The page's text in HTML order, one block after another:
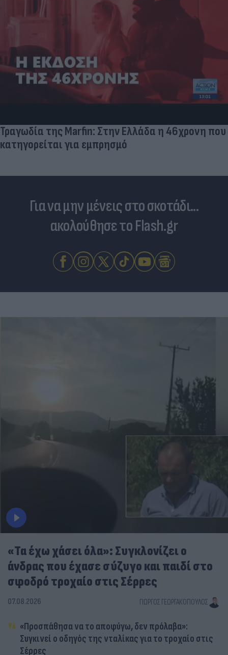
Τραγωδία της Marfin: Στην Ελλάδα η 46χρονη που
κατηγορείται για εμπρησμό
Για να μην μένεις στο σκοτάδι...
ακολούθησε το Flash.gr
«Τα έχω χάσει όλα»: Συγκλονίζει ο
άνδρας που έχασε σύζυγο και παιδί στο
σφοδρό τροχαίο στις Σέρρες
07.08.2026 ΓΙΏΡΓΟΣ ΓΕΩΡΓΑΚΌΠΟΥΛΟΣ
«Προσπάθησα να το αποφύγω, δεν πρόλαβα»:
Συγκινεί ο οδηγός της νταλίκας για το τροχαίο στις
Σέρρες